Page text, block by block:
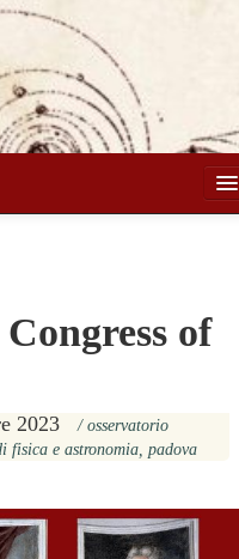
of
2023
/ osservatorio
fisica e astronomia, padova